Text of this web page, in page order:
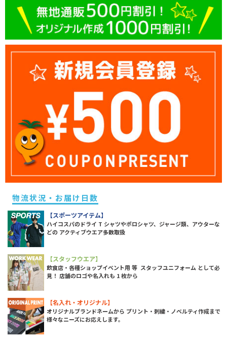
物流状況・お届け日数
【スポーツアイテム】
ハイコスパのドライ T シャツやポロシャツ、ジャージ類、アウターな
どの アクティブウエア多数取扱
【スタッフウエア】
飲食店・各種ショップイベント用 等 スタッフユニフォーム として必
見！ 店舗のロゴや名入れも 1 枚から
【名入れ・オリジナル】
オリジナルブランドネームから プリント・刺繍・ノベルティ作成まで
様々なニーズにお応えします。